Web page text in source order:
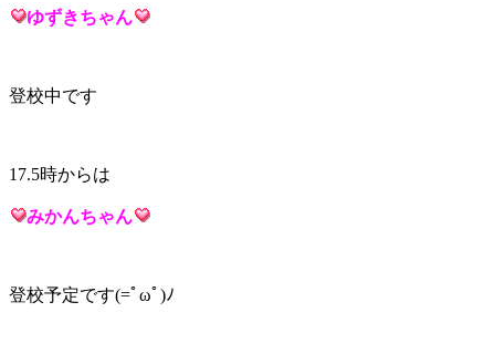
ゆずきちゃん
登校中です
17.5時からは
みかんちゃん
登校予定です(=ﾟωﾟ)ﾉ